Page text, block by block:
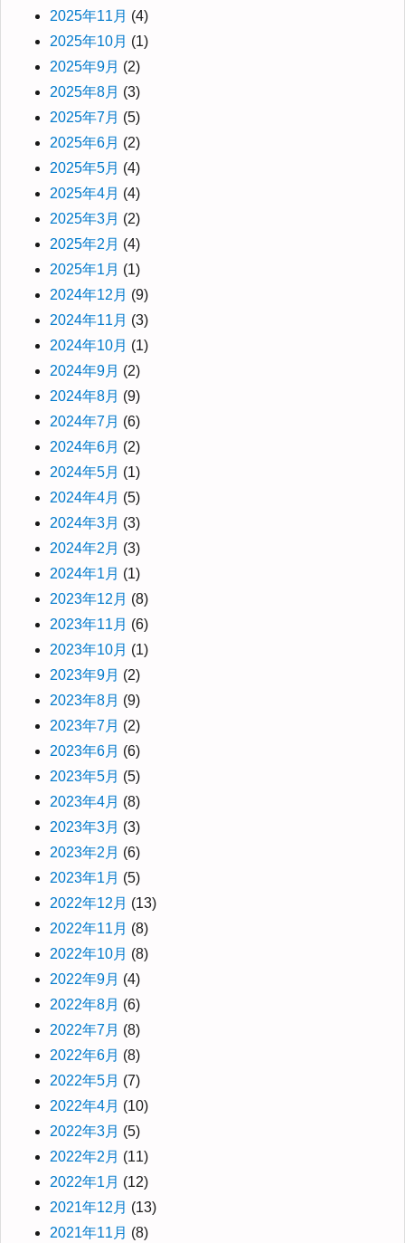
2025年11月 (4)
2025年10月 (1)
2025年9月 (2)
2025年8月 (3)
2025年7月 (5)
2025年6月 (2)
2025年5月 (4)
2025年4月 (4)
2025年3月 (2)
2025年2月 (4)
2025年1月 (1)
2024年12月 (9)
2024年11月 (3)
2024年10月 (1)
2024年9月 (2)
2024年8月 (9)
2024年7月 (6)
2024年6月 (2)
2024年5月 (1)
2024年4月 (5)
2024年3月 (3)
2024年2月 (3)
2024年1月 (1)
2023年12月 (8)
2023年11月 (6)
2023年10月 (1)
2023年9月 (2)
2023年8月 (9)
2023年7月 (2)
2023年6月 (6)
2023年5月 (5)
2023年4月 (8)
2023年3月 (3)
2023年2月 (6)
2023年1月 (5)
2022年12月 (13)
2022年11月 (8)
2022年10月 (8)
2022年9月 (4)
2022年8月 (6)
2022年7月 (8)
2022年6月 (8)
2022年5月 (7)
2022年4月 (10)
2022年3月 (5)
2022年2月 (11)
2022年1月 (12)
2021年12月 (13)
2021年11月 (8)